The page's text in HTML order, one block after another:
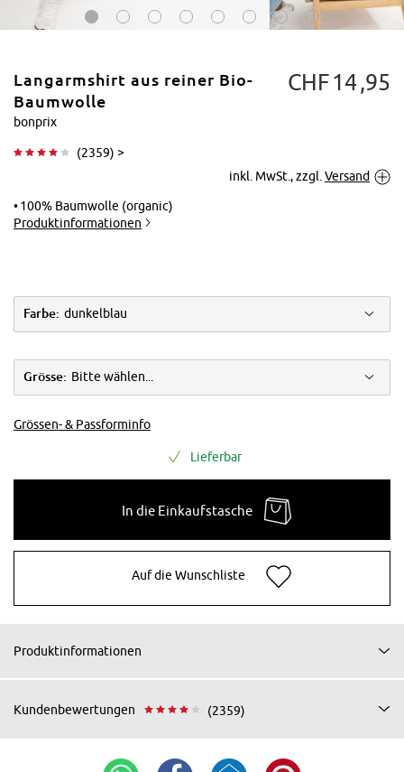
Vergrößern
Langarmshirt aus reiner Bio-
Baumwolle
bonprix
(2359) >
CHF14 95
inkl. MwSt., zzgl. Versand
100% Baumwolle (organic)
Produktinformationen
Farbe: dunkelblau
Grösse: Bitte wählen...
Grössen- & Passforminfo
Lieferbar
In die Einkaufstasche
Auf die Wunschliste
Produktinformationen
Kundenbewertungen (2359)